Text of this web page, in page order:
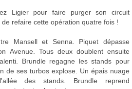
Ligier pour faire purger son circuit
refaire cette opération quatre fois !
Mansell et Senna. Piquet dépasse
Avenue. Tous deux doublent ensuite
Brundle regagne les stands pour
de ses turbos explose. Un épais nuage
des stands. Brundle reprend